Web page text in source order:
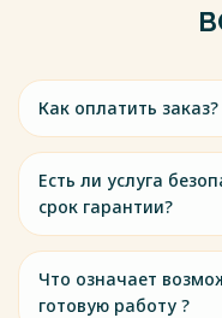
Как оплатить заказ?
Есть ли услуга
срок гарантии?
Что означает
готовую работу ?